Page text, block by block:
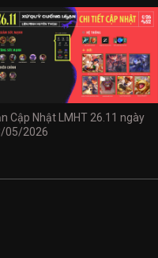
Cập Nhật LMHT 26.11 ngày
05/2026